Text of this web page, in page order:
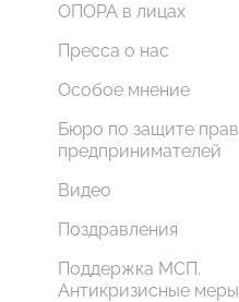
ОПОРА в лицах
Пресса о нас
Особое мнение
Бюро по защите прав
предпринимателей
Видео
Поздравления
Поддержка МСП.
Антикризисные меры